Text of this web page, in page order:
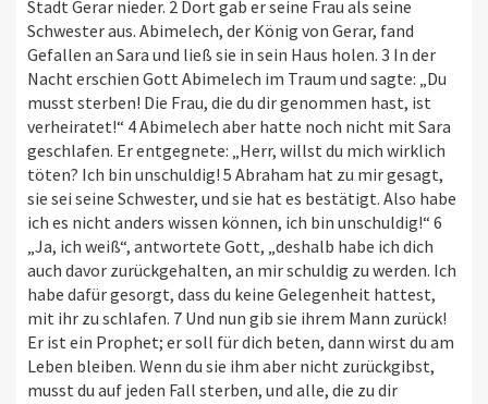
Stadt Gerar nieder. 2 Dort gab er seine Frau als seine
Schwester aus. Abimelech, der König von Gerar, fand
Gefallen an Sara und ließ sie in sein Haus holen. 3 In der
Nacht erschien Gott Abimelech im Traum und sagte: „Du
musst sterben! Die Frau, die du dir genommen hast, ist
verheiratet!“ 4 Abimelech aber hatte noch nicht mit Sara
geschlafen. Er entgegnete: „Herr, willst du mich wirklich
töten? Ich bin unschuldig! 5 Abraham hat zu mir gesagt,
sie sei seine Schwester, und sie hat es bestätigt. Also habe
ich es nicht anders wissen können, ich bin unschuldig!“ 6
„Ja, ich weiß“, antwortete Gott, „deshalb habe ich dich
auch davor zurückgehalten, an mir schuldig zu werden. Ich
habe dafür gesorgt, dass du keine Gelegenheit hattest,
mit ihr zu schlafen. 7 Und nun gib sie ihrem Mann zurück!
Er ist ein Prophet; er soll für dich beten, dann wirst du am
Leben bleiben. Wenn du sie ihm aber nicht zurückgibst,
musst du auf jeden Fall sterben, und alle, die zu dir